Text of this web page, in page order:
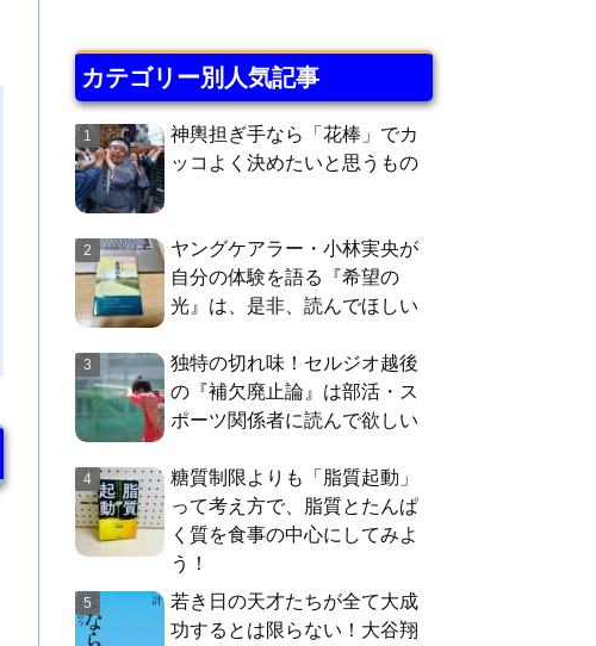
カテゴリー別人気記事
神輿担ぎ手なら「花棒」でカ
ッコよく決めたいと思うもの
ヤングケアラー・小林実央が
自分の体験を語る『希望の
光』は、是非、読んでほしい
独特の切れ味！セルジオ越後
の『補欠廃止論』は部活・ス
ポーツ関係者に読んで欲しい
糖質制限よりも「脂質起動」
って考え方で、脂質とたんぱ
く質を食事の中心にしてみよ
う！
若き日の天才たちが全て大成
功するとは限らない！大谷翔